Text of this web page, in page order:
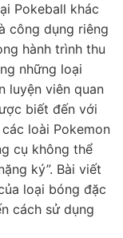
Pokeball khác
công dụng riêng
hành trình thu
những loại
luyện viên quan
biết đến với
loài Pokemon
cụ không thể
ký”. Bài viết
loại bóng đặc
cách sử dụng